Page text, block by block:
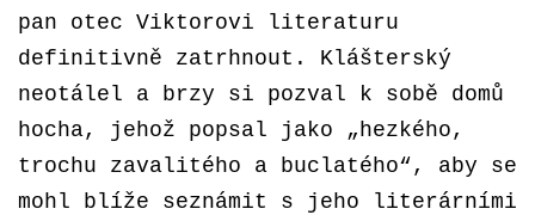
pan otec Viktorovi literaturu
definitivně zatrhnout. Klášterský
neotálel a brzy si pozval k sobě domů
hocha, jehož popsal jako „hezkého,
trochu zavalitého a buclatého“, aby se
mohl blíže seznámit s jeho literárními